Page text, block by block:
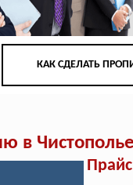
КАК СДЕЛАТЬ
в